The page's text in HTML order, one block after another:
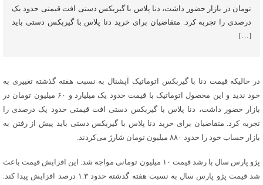
تومان در بازار حضور داشت، دنا پلاس با گیربکس دستی افت قیمتی حدود یک
درصدی را تجربه کرد. متقاضیان برای خرید دنا پلاس با گیربکس دستی باید
[…]
در حالیکه قیمت دنا با گیربکس اتوماتیک آپشنال به نسبت هفته گذشته تغییری به
خود ندید و این محصول اتوماتیک با قیمت حدود یک میلیارد و ۶۰ میلیون تومان در
بازار حضور داشت، دنا پلاس با گیربکس دستی افت قیمتی حدود یک درصدی را
تجربه کرد. متقاضیان برای خرید دنا پلاس با گیربکس دستی باید پیش از رفتن به
بازار حساب خود را حدود ۸۸۰ میلیون تومان شارژ می‌کردند.
پژو پارس سال با رشد قیمت ۱۰ میلیون تومانی مواجه شد. این افزایش قیمت باعث
شد قیمت پژو پارس سال به نسبت هفته گذشته حدود ۱.۳ درصد افزایش پیدا کند.